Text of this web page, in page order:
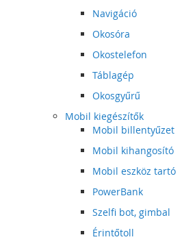
Navigáció
Okosóra
Okostelefon
Táblagép
Okosgyűrű
Mobil kiegészítők
Mobil billentyűzet
Mobil kihangosító
Mobil eszköz tartó
PowerBank
Szelfi bot, gimbal
Érintőtoll